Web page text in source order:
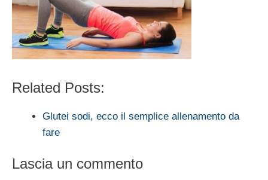
Related Posts:
Glutei sodi, ecco il semplice allenamento da
fare
Lascia un commento